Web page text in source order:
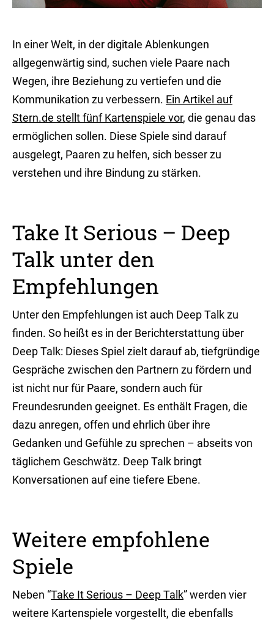
In einer Welt, in der digitale Ablenkungen
allgegenwärtig sind, suchen viele Paare nach
Wegen, ihre Beziehung zu vertiefen und die
Kommunikation zu verbessern. Ein Artikel auf
Stern.de stellt fünf Kartenspiele vor, die genau das
ermöglichen sollen. Diese Spiele sind darauf
ausgelegt, Paaren zu helfen, sich besser zu
verstehen und ihre Bindung zu stärken.
Take It Serious – Deep
Talk unter den
Empfehlungen
Unter den Empfehlungen ist auch Deep Talk zu
finden. So heißt es in der Berichterstattung über
Deep Talk: Dieses Spiel zielt darauf ab, tiefgründige
Gespräche zwischen den Partnern zu fördern und
ist nicht nur für Paare, sondern auch für
Freundesrunden geeignet. Es enthält Fragen, die
dazu anregen, offen und ehrlich über ihre
Gedanken und Gefühle zu sprechen – abseits von
täglichem Geschwätz. Deep Talk bringt
Konversationen auf eine tiefere Ebene.
Weitere empfohlene
Spiele
Neben “Take It Serious – Deep Talk” werden vier
weitere Kartenspiele vorgestellt, die ebenfalls